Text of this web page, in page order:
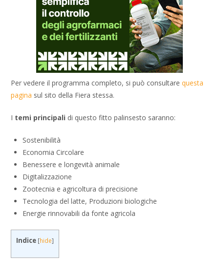
Per vedere il programma completo, si può consultarequesta
pagina sul sito della Fiera stessa.
I temi principali di questo fitto palinsesto saranno:
Sostenibilità
Economia Circolare
Benessere e longevità animale
Digitalizzazione
Zootecnia e agricoltura di precisione
Tecnologia del latte, Produzioni biologiche
Energie rinnovabili da fonte agricola
Indice [hide]